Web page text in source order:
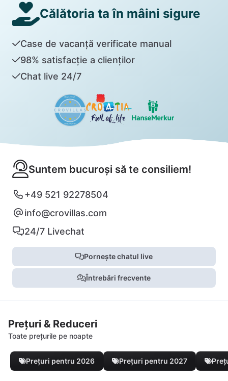
Călătoria ta în mâini sigure
Case de vacanță verificate manual
98% satisfacție a clienților
Chat live 24/7
Suntem bucuroși să te consiliem!
+49 521 92278504
info@crovillas.com
24/7 Livechat
Pornește chatul live
Întrebări frecvente
Prețuri & Reduceri
Toate prețurile pe noapte
Prețuri pentru 2026 Prețuri pentru 2027